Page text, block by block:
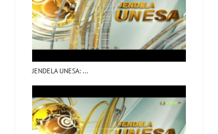
JENDELA UNESA: ...